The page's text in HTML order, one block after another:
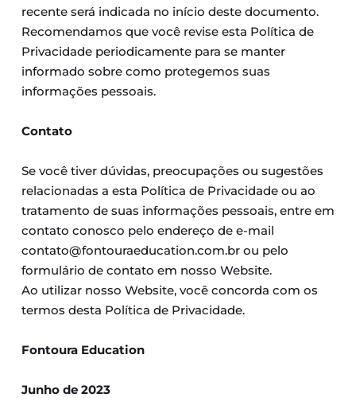
recente será indicada no início deste documento.
Recomendamos que você revise esta Política de
Privacidade periodicamente para se manter
informado sobre como protegemos suas
informações pessoais.
Contato
Se você tiver dúvidas, preocupações ou sugestões
relacionadas a esta Política de Privacidade ou ao
tratamento de suas informações pessoais, entre em
contato conosco pelo endereço de e-mail
contato@fontouraeducation.com.br ou pelo
formulário de contato em nosso Website.
Ao utilizar nosso Website, você concorda com os
termos desta Política de Privacidade.
Fontoura Education
Junho de 2023